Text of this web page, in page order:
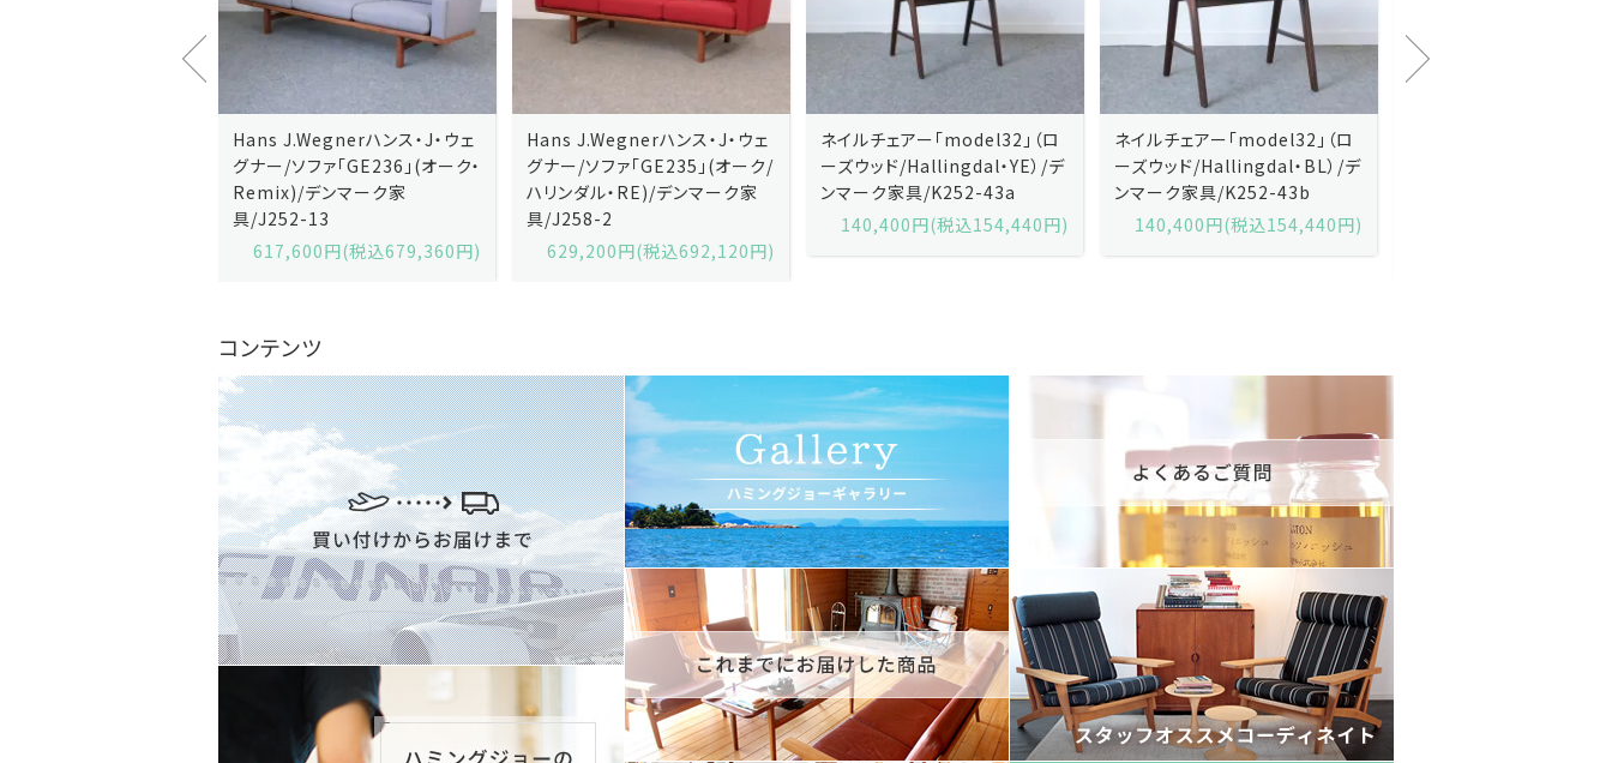
Hans J.Wegnerハンス・J・ウェ
グナー/ソファ「GE235」(オーク/
ハリンダル・RE)/デンマーク家
具/J258-2
629,200円(税込692,120円)
ネイルチェアー「model32」（ロ
ーズウッド/Hallingdal・YE）/デ
ンマーク家具/K252-43a
140,400円(税込154,440円)
ネイルチェアー「model32」（ロ
ーズウッド/Hallingdal・BL）/デ
ンマーク家具/K252-43b
140,400円(税込154,440円)
Kai Kristiansenカイ・クリスチ
ャンセン/ダイニングチェアー
「No.42」（ローズウッド・レザー
黒）/デンマーク家具/J252-57j
コンテンツ